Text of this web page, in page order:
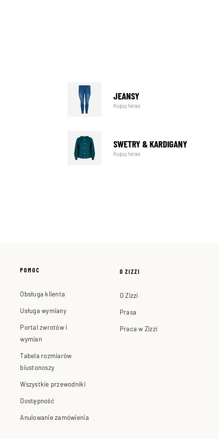
JEANSY
Kupuj teraz
SWETRY & KARDIGANY
Kupuj teraz
POMOC
Obsługa klienta
Usługa wymiany
Portal zwrotów i
wymian
Tabela rozmiarów
biustonoszy
Wszystkie przewodniki
Dostępność
Anulowanie zamówienia
O ZIZZI
O Zizzi
Prasa
Praca w Zizzi